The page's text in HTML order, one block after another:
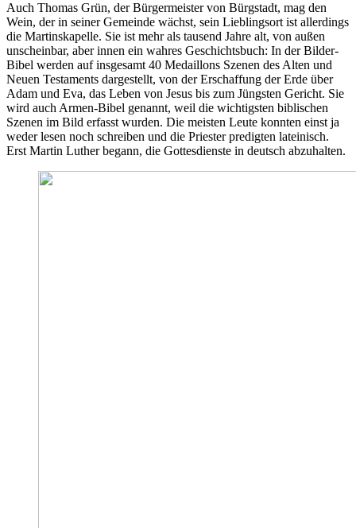
Auch Thomas Grün, der Bürgermeister von Bürgstadt, mag den
Wein, der in seiner Gemeinde wächst, sein Lieblingsort ist allerdings
die Martinskapelle. Sie ist mehr als tausend Jahre alt, von außen
unscheinbar, aber innen ein wahres Geschichtsbuch: In der Bilder-
Bibel werden auf insgesamt 40 Medaillons Szenen des Alten und
Neuen Testaments dargestellt, von der Erschaffung der Erde über
Adam und Eva, das Leben von Jesus bis zum Jüngsten Gericht. Sie
wird auch Armen-Bibel genannt, weil die wichtigsten biblischen
Szenen im Bild erfasst wurden. Die meisten Leute konnten einst ja
weder lesen noch schreiben und die Priester predigten lateinisch.
Erst Martin Luther begann, die Gottesdienste in deutsch abzuhalten.